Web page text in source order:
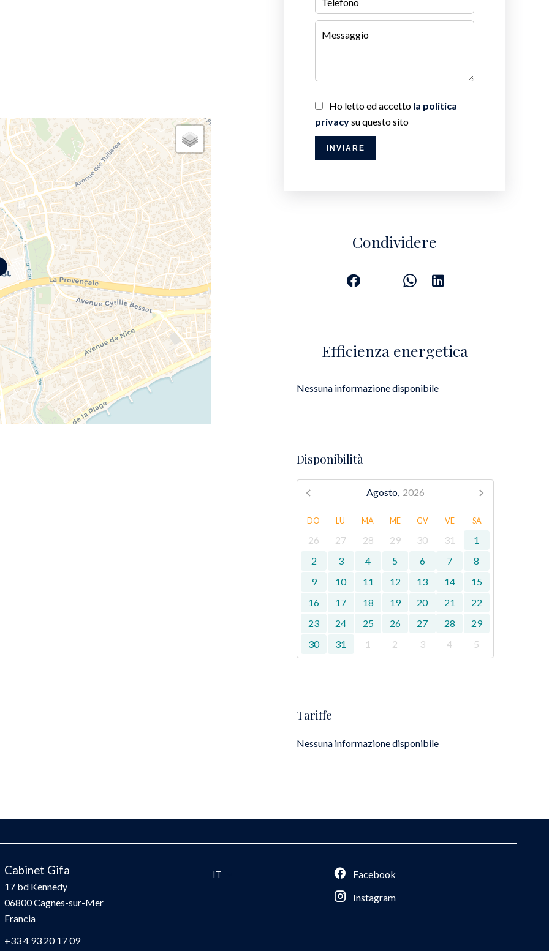
Ho letto ed accetto la politica
privacysu questo sito
INVIARE
Condividere
Efficienza energetica
Nessuna informazione disponibile
Disponibilità
Agosto, 2026
DO LU MA ME GV VE SA
26 27 28 29 30 31
1
2
3 4 5 6 7
8
9
10 11 12 13 14
15
16
17 18 19 20 21
22
23
24 25 26 27 28
29
30
31 1 2 3 4 5
Tariffe
Nessuna informazione disponibile
Cabinet Gifa
17 bd Kennedy
06800Cagnes-sur-Mer
Francia
+33 4 93 20 17 09
IT
Facebook
Instagram